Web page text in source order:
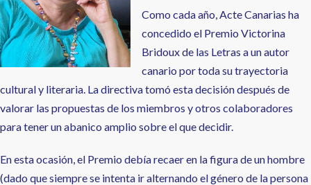
Como cada año, Acte Canarias ha
concedido el Premio Victorina
Bridoux de las Letras a un autor
canario por toda su trayectoria
cultural y literaria. La directiva tomó esta decisión después de
valorar las propuestas de los miembros y otros colaboradores
para tener un abanico amplio sobre el que decidir.
En esta ocasión, el Premio debía recaer en la figura de un hombre
(dado que siempre se intenta ir alternando el género de la persona